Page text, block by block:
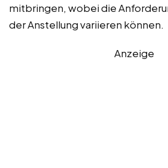
mitbringen, wobei die
der Anstellung variieren können.
Anzeige